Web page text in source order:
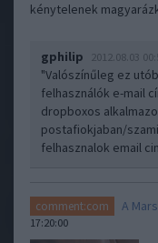
kénytelenek
gphilip 2012.08.03
"Valószínűleg ez
felhasználók e-mail
dropboxos
postafiokjaban/
felhasznalok email
comment:com A
17:20:00